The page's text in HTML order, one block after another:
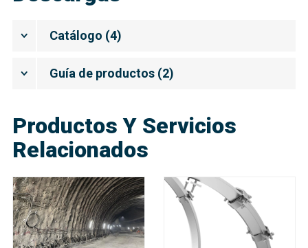
Catálogo (4)
Guía de productos (2)
Productos Y Servicios
Relacionados